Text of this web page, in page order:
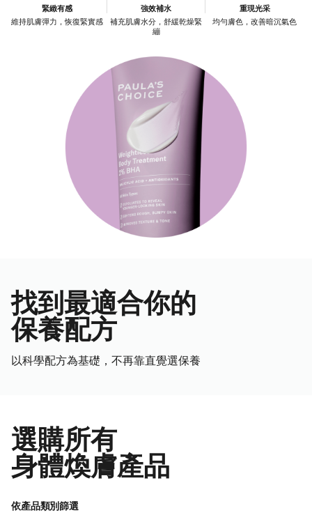
緊緻有感
維持肌膚彈力，恢復緊實感
強效補水
補充肌膚水分，舒緩乾燥緊
繃
重現光采
均勻膚色，改善暗沉氣色
找到最適合你的
保養配方
以科學配方為基礎，不再靠直覺選保養
選購所有
身體煥膚產品
依產品類別篩選